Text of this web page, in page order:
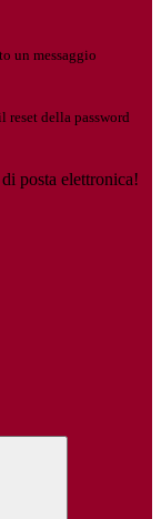
un messaggio
reset della password
posta elettronica!